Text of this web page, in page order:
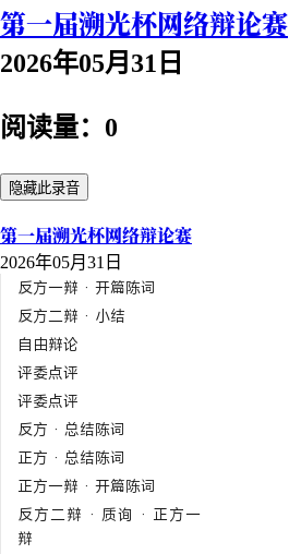
第一届溯光杯网络辩论赛
2026年05月31日
阅读量：0
隐藏此录音
第一届溯光杯网络辩论赛
2026年05月31日
反方一辩 · 开篇陈词
反方二辩 · 小结
自由辩论
评委点评
评委点评
反方 · 总结陈词
正方 · 总结陈词
正方一辩 · 开篇陈词
反方二辩 · 质询 · 正方一
辩